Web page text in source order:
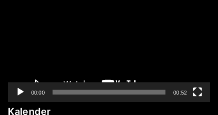
00:00 00:52
Kalender